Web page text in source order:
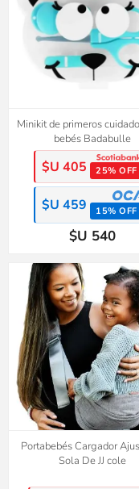
Minikit de primeros
bebés Badabulle
$U 405 25% OFF
$U 459 15% OFF
$U 540
Portabebés Cargador
Sola De JJ cole